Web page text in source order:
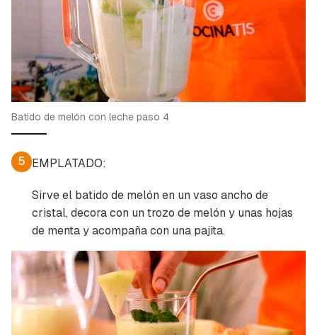
Batido de melón con leche paso 4
5 EMPLATADO:
Sirve el batido de melón en un vaso ancho de
cristal, decora con un trozo de melón y unas hojas
de menta y acompaña con una pajita.